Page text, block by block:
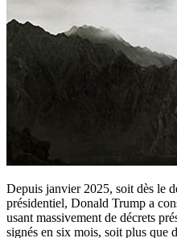
Depuis janvier 2025, soit dès le
présidentiel, Donald Trump a
usant massivement de décrets
signés en six mois, soit plus que